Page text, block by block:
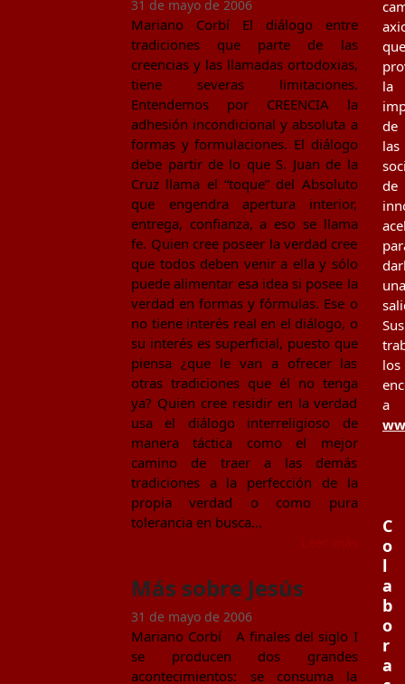
31 de mayo de 2006
Mariano Corbí El diálogo entre
tradiciones que parte de las
creencias y las llamadas ortodoxias,
tiene severas limitaciones.
Entendemos por CREENCIA la
adhesión incondicional y absoluta a
formas y formulaciones. El diálogo
debe partir de lo que S. Juan de la
Cruz llama el “toque” del Absoluto
que engendra apertura interior,
entrega, confianza, a eso se llama
fe. Quien cree poseer la verdad cree
que todos deben venir a ella y sólo
puede alimentar esa idea si posee la
verdad en formas y fórmulas. Ese o
no tiene interés real en el diálogo, o
su interés es superficial, puesto que
piensa ¿que le van a ofrecer las
otras tradiciones que él no tenga
ya? Quien cree residir en la verdad
usa el diálogo interreligioso de
manera táctica como el mejor
camino de traer a las demás
tradiciones a la perfección de la
propia verdad o como pura
tolerancia en busca…
Más sobre Jesús
31 de mayo de 2006
Mariano Corbí A finales del siglo I
se producen dos grandes
acontecimientos: se consuma la
que
la
de
las
de
una
Sus
los
a
C
o
l
a
b
o
r
a